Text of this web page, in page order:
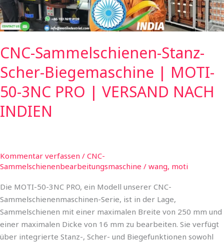
CNC-Sammelschienen-Stanz-
Scher-Biegemaschine | MOTI-
50-3NC PRO | VERSAND NACH
INDIEN
Kommentar verfassen / CNC-
Sammelschienenbearbeitungsmaschine / wang, moti
Die MOTI-50-3NC PRO, ein Modell unserer CNC-
Sammelschienenmaschinen-Serie, ist in der Lage,
Sammelschienen mit einer maximalen Breite von 250 mm und
einer maximalen Dicke von 16 mm zu bearbeiten. Sie verfügt
über integrierte Stanz-, Scher- und Biegefunktionen sowohl
50-
3NC
PRO
VERSAND
NACH
INDIEN